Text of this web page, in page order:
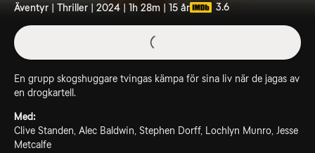
Äventyr | Thriller | 2024 | 1h 28m | 15 år 3.6
En grupp skogshuggare tvingas kämpa för sina liv när de jagas av
en drogkartell.
Med:
Clive Standen, Alec Baldwin, Stephen Dorff, Lochlyn Munro, Jesse
Metcalfe